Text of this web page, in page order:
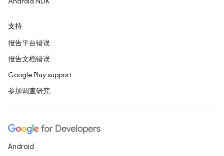
支持
报告平台错误
报告文档错误
Google Play support
参加调查研究
Android